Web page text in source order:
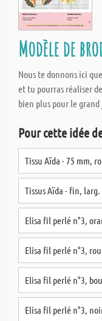
Modèle de
Nous te donnons ici
et tu pourras réaliser
bien plus pour le grand
Pour cette idée
Tissu Aïda - 75 mm,
Tissus Aïda - fin,
Elisa fil perlé n°3,
Elisa fil perlé n°3,
Elisa fil perlé n°3,
Elisa fil perlé n°3,